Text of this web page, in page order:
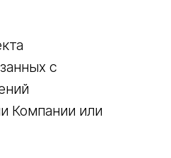
с
Компании или